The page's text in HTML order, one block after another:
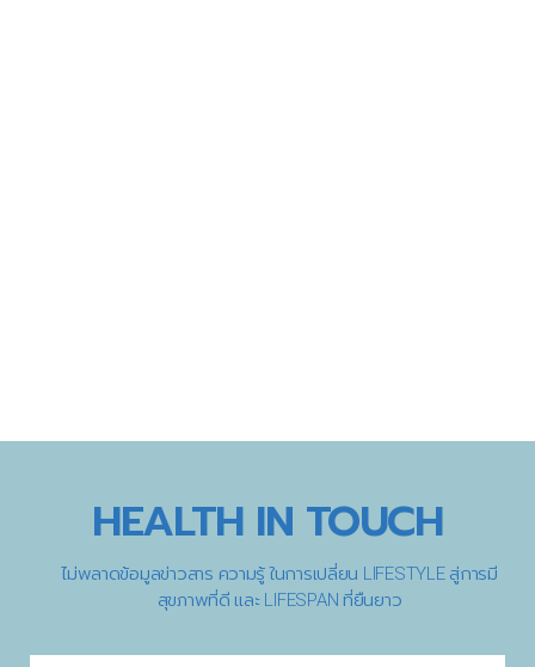
HEALTH IN TOUCH
ไม่พลาดข้อมูลข่าวสาร ความรู้ ในการเปลี่ยน LIFESTYLE สู่การมี
สุขภาพที่ดี และ LIFESPAN ที่ยืนยาว